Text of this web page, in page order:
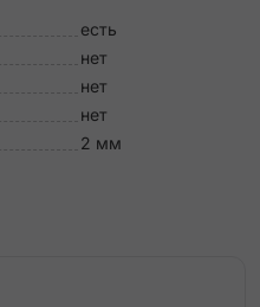
есть
нет
нет
нет
2 мм